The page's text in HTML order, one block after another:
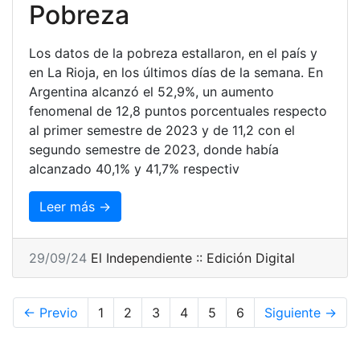
Pobreza
Los datos de la pobreza estallaron, en el país y
en La Rioja, en los últimos días de la semana. En
Argentina alcanzó el 52,9%, un aumento
fenomenal de 12,8 puntos porcentuales respecto
al primer semestre de 2023 y de 11,2 con el
segundo semestre de 2023, donde había
alcanzado 40,1% y 41,7% respectiv
Leer más →
29/09/24 El Independiente :: Edición Digital
← Previo 1 2 3 4 5 6 Siguiente →